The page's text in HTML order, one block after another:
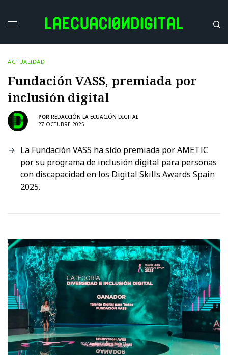
ACTUALIDAD
Fundación VASS, premiada por
inclusión digital
POR REDACCIÓN LA ECUACIÓN DIGITAL
27 OCTUBRE 2025
La Fundación VASS ha sido premiada por AMETIC
por su programa de inclusión digital para personas
con discapacidad en los Digital Skills Awards Spain
2025.